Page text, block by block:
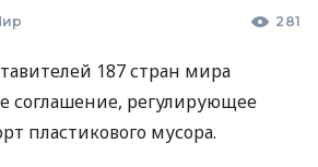
281
187 стран мира
соглашение, регулирующее
пластикового мусора.